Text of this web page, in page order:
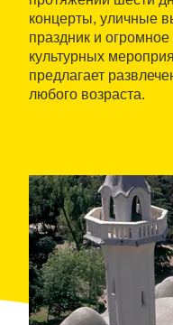
концерты, уличные
праздник и
культурных
предлагает
любого возраста.